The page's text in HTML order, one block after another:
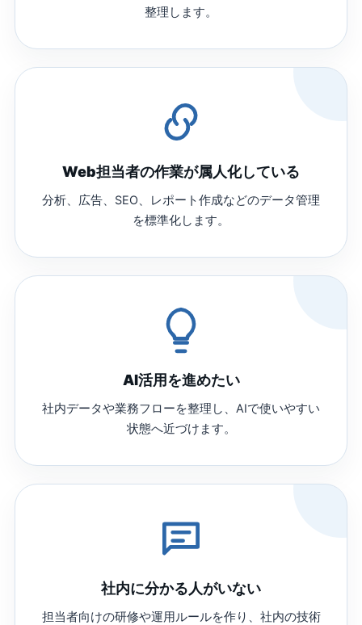
整理します。
Web担当者の作業が属人化している
分析、広告、SEO、レポート作成などのデータ管理
を標準化します。
AI活用を進めたい
社内データや業務フローを整理し、AIで使いやすい
状態へ近づけます。
社内に分かる人がいない
担当者向けの研修や運用ルールを作り、社内の技術